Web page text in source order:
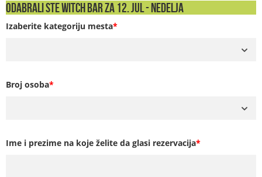
Odabrali ste Witch Bar za 12. Jul - NEDELJA
Izaberite kategoriju mesta*
Broj osoba*
Ime i prezime na koje želite da glasi rezervacija*